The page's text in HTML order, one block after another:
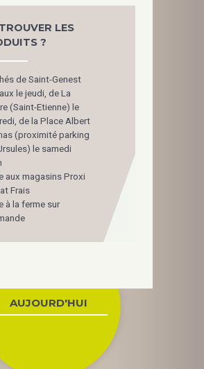
LES
?
de Saint-Genest
le jeudi, de La
(Saint-Etienne) le
de la Place Albert
(proximité parking
le samedi
aux magasins Proxi
Frais
à la ferme sur
AUJOURD'HUI